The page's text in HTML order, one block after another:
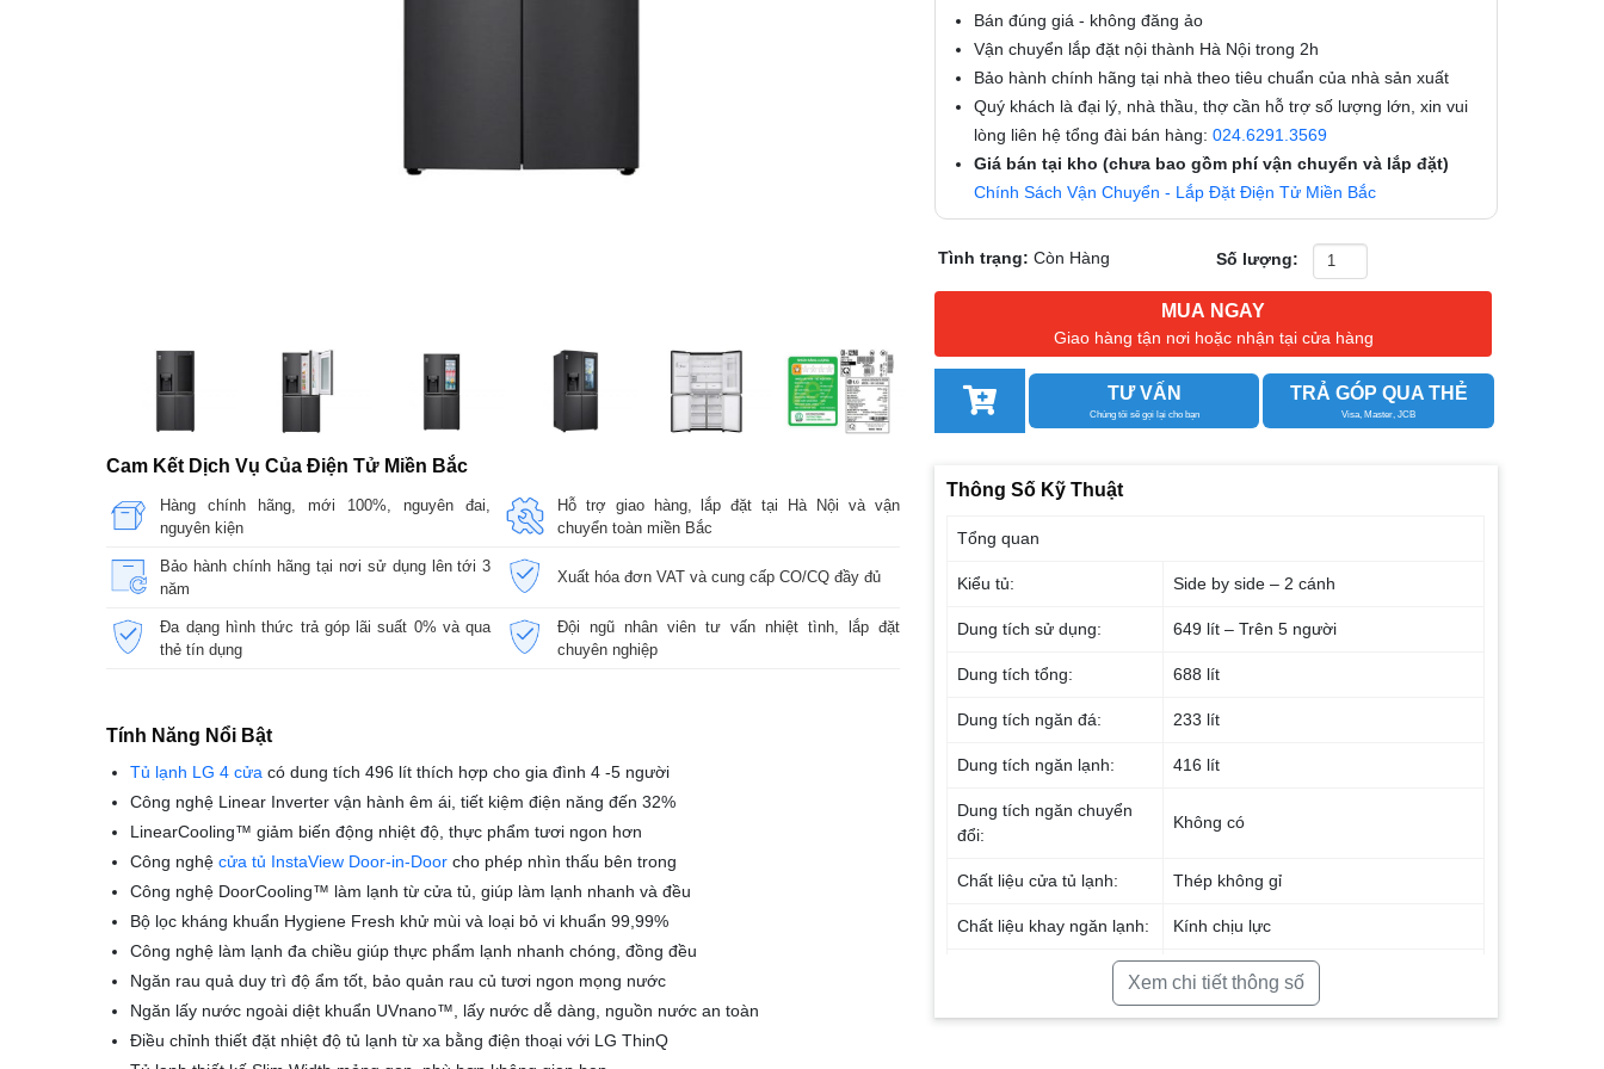
Cam Kết Dịch Vụ Của Điện Tử Miền Bắc
Hàng chính hãng, mới 100%, nguyên đai,
nguyên kiện
Hỗ trợ giao hàng, lắp đặt tại Hà Nội và vận
chuyển toàn miền Bắc
Bảo hành chính hãng tại nơi sử dụng lên tới 3
năm
Xuất hóa đơn VAT và cung cấp CO/CQ đầy đủ
Đa dạng hình thức trả góp lãi suất 0% và qua
thẻ tín dụng
Đội ngũ nhân viên tư vấn nhiệt tình, lắp đặt
chuyên nghiệp
Tính Năng Nổi Bật
Tủ lạnh LG 4 cửa có dung tích 496 lít thích hợp cho gia đình 4 -5 người
Công nghệ Linear Inverter vận hành êm ái, tiết kiệm điện năng đến 32%
LinearCooling™ giảm biến động nhiệt độ, thực phẩm tươi ngon hơn
Công nghệ cửa tủ InstaView Door-in-Door cho phép nhìn thấu bên trong
Công nghệ DoorCooling™ làm lạnh từ cửa tủ, giúp làm lạnh nhanh và đều
Bộ lọc kháng khuẩn Hygiene Fresh khử mùi và loại bỏ vi khuẩn 99,99%
Công nghệ làm lạnh đa chiều giúp thực phẩm lạnh nhanh chóng, đồng đều
Ngăn rau quả duy trì độ ẩm tốt, bảo quản rau củ tươi ngon mọng nước
Ngăn lấy nước ngoài diệt khuẩn UVnano™, lấy nước dễ dàng, nguồn nước an toàn
Điều chỉnh thiết đặt nhiệt độ tủ lạnh từ xa bằng điện thoại với LG ThinQ
Bán đúng giá - không đăng ảo
Vận chuyển lắp đặt nội thành Hà Nội trong 2h
Bảo hành chính hãng tại nhà theo tiêu chuẩn của nhà sản xuất
Quý khách là đại lý, nhà thầu, thợ cần hỗ trợ số lượng lớn, xin vui
lòng liên hệ tổng đài bán hàng:024.6291.3569
Giá bán tại kho (chưa bao gồm phí vận chuyển và lắp đặt)
Chính Sách Vận Chuyển - Lắp Đặt Điện Tử Miền Bắc
Tình trạng: Còn Hàng Số lượng:
MUA NGAY
Giao hàng tận nơi hoặc nhận tại cửa hàng
TƯ VẤN
Chúng tôi sẽ gọi lại cho bạn
TRẢ GÓP QUA THẺ
Visa, Master, JCB
Thông Số Kỹ Thuật
Tổng quan
Kiểu tủ: Side by side – 2 cánh
Dung tích sử dụng: 649 lít – Trên 5 người
Dung tích tổng: 688 lít
Dung tích ngăn đá: 233 lít
Dung tích ngăn lạnh: 416 lít
Dung tích ngăn chuyển
đổi:
Không có
Chất liệu cửa tủ lạnh: Thép không gỉ
Chất liệu khay ngăn lạnh: Kính chịu lực
Chất liệu ống dẫn gas,
Ống dẫn gas bằng Nhôm – Lá tản nhiệt
Xem chi tiết thông số